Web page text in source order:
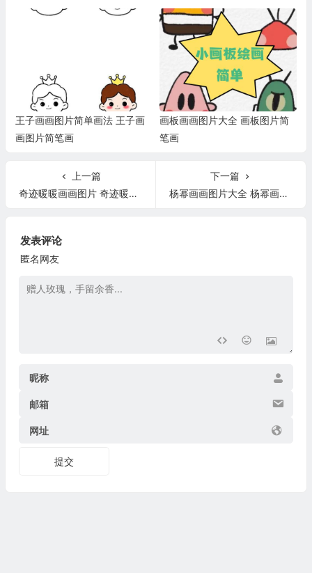
王子画画图片简单画法 王子画
画图片简笔画
画板画画图片大全 画板图片简
笔画
上一篇
奇迹暖暖画画图片 奇迹暖暖的画法漂亮的
下一篇
杨幂画画图片大全 杨幂画画图片大全简单
发表评论
匿名网友
昵称
邮箱
网址
提交